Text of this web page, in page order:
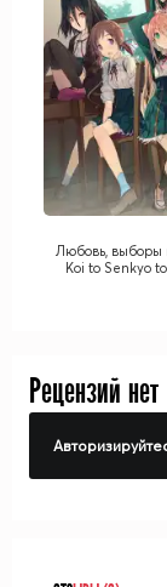
Любовь, выборы
Koi to Senkyo
Рецензий нет